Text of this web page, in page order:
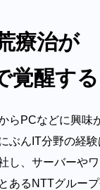
療治が
覚醒す
らPCなどに興味
ぶんIT分野の経
し、サーバーや
あるNTTグルー